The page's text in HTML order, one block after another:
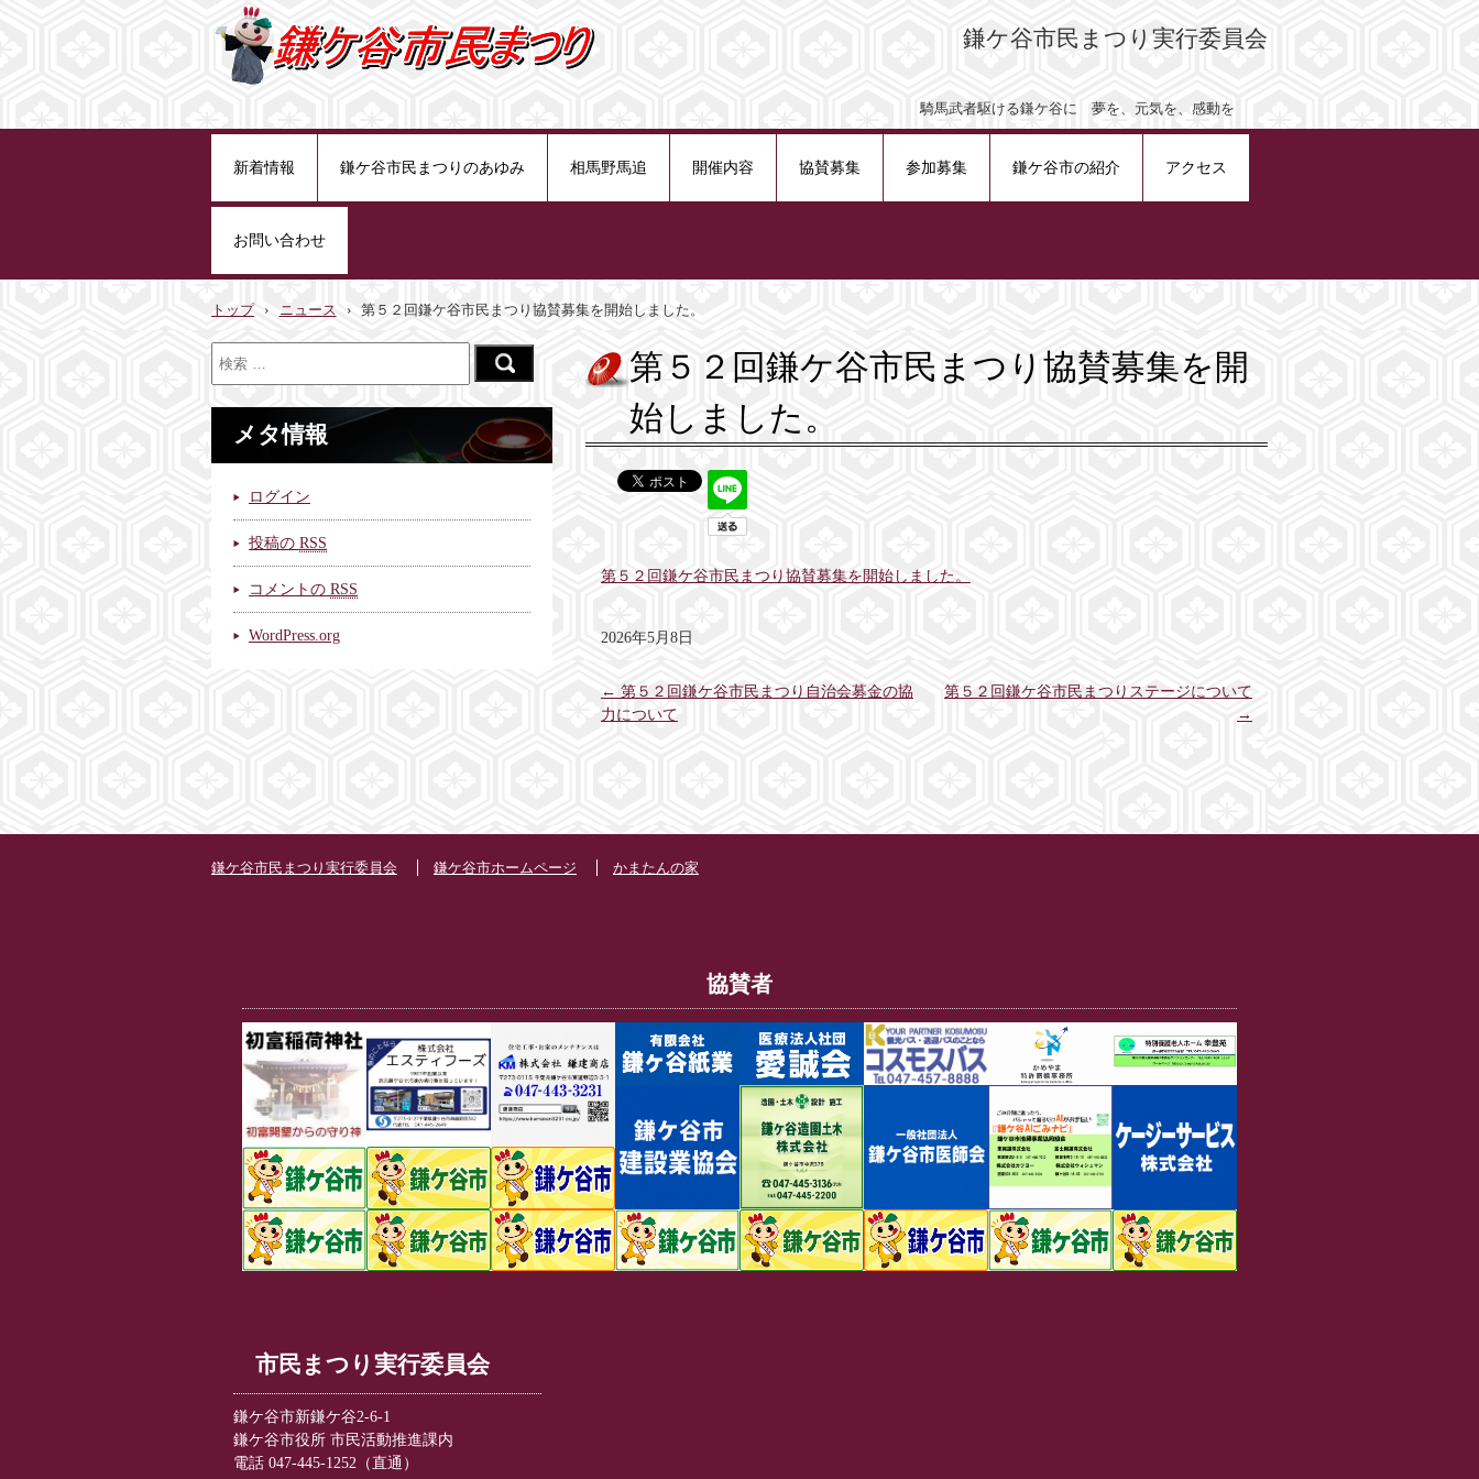
騎馬武者駆ける鎌ケ谷に 夢を、元気を、感動を
鎌ケ谷市民まつり実行委員会
新着情報 鎌ケ谷市民まつりのあゆみ 相馬野馬追 開催内容 協賛募集 参加募集 鎌ケ谷市の紹介 アクセス
お問い合わせ
トップ › ニュース › 第５２回鎌ケ谷市民まつり協賛募集を開始しました。
第５２回鎌ケ谷市民まつり協賛募集を開
始しました。
第５２回鎌ケ谷市民まつり協賛募集を開始しました。
2026年5月8日
← 第５２回鎌ケ谷市民まつり自治会募金の協
力について
第５２回鎌ケ谷市民まつりステージについて
→
メタ情報
ログイン
投稿の RSS
コメントの RSS
WordPress.org
鎌ケ谷市民まつり実行委員会 鎌ケ谷市ホームページ かまたんの家
協賛者
市民まつり実行委員会
鎌ケ谷市新鎌ケ谷2-6-1
鎌ケ谷市役所 市民活動推進課内
電話 047-445-1252（直通）